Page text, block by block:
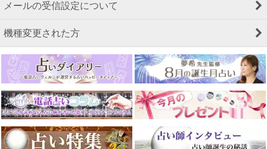
メールの受信設定について
機種変更された方